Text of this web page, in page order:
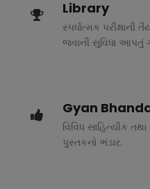
Library
સ્પર્ધાત્મક પરીક્ષાની
જવાની સુવિધા આપતું
Gyan
વિવિધ સાહિત્યીક તથા
પુસ્તકનો ભંડાર.